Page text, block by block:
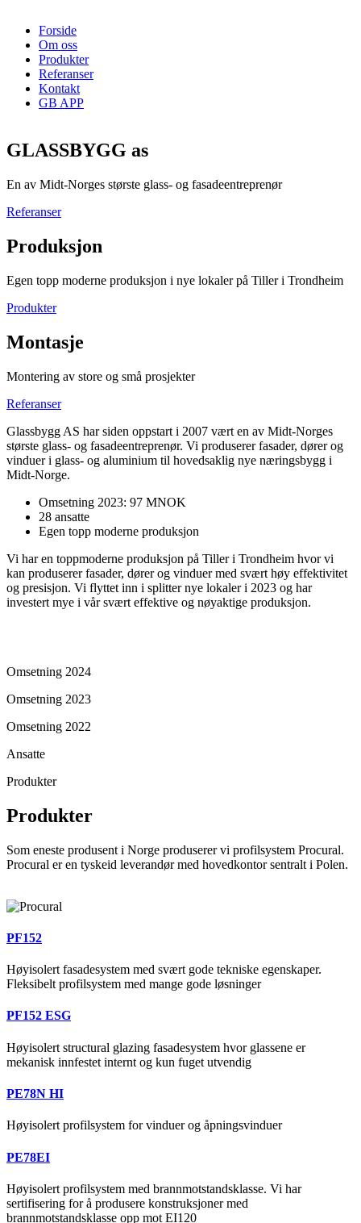
Forside
Om oss
Produkter
Referanser
Kontakt
GB APP
GLASSBYGG as
En av Midt-Norges største glass- og fasadeentreprenør
Referanser
Produksjon
Egen topp moderne produksjon i nye lokaler på Tiller i Trondheim
Produkter
Montasje
Montering av store og små prosjekter
Referanser
Glassbygg AS har siden oppstart i 2007 vært en av Midt-Norges
største glass- og fasadeentreprenør. Vi produserer fasader, dører og
vinduer i glass- og aluminium til hovedsaklig nye næringsbygg i
Midt-Norge.
Omsetning 2023: 97 MNOK
28 ansatte
Egen topp moderne produksjon
Vi har en toppmoderne produksjon på Tiller i Trondheim hvor vi
kan produserer fasader, dører og vinduer med svært høy effektivitet
og presisjon. Vi flyttet inn i splitter nye lokaler i 2023 og har
investert mye i vår svært effektive og nøyaktige produksjon.
Omsetning 2024
Omsetning 2023
Omsetning 2022
Ansatte
Produkter
Produkter
Som eneste produsent i Norge produserer vi profilsystem Procural.
Procural er en tyskeid leverandør med hovedkontor sentralt i Polen.
PF152
Høyisolert fasadesystem med svært gode tekniske egenskaper.
Fleksibelt profilsystem med mange gode løsninger
PF152 ESG
Høyisolert structural glazing fasadesystem hvor glassene er
mekanisk innfestet internt og kun fuget utvendig
PE78N HI
Høyisolert profilsystem for vinduer og åpningsvinduer
PE78EI
Høyisolert profilsystem med brannmotstandsklasse. Vi har
sertifisering for å produsere konstruksjoner med
brannmotstandsklasse opp mot EI120